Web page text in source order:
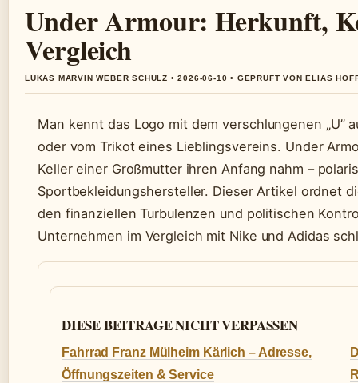
Under Armour: Herkunft,
Vergleich
LUKAS MARVIN WEBER SCHULZ • 2026-06-10 • GEPRUFT VON ELIAS
Man kennt das Logo mit dem verschlungenen „U”
oder vom Trikot eines Lieblingsvereins. Under
Keller einer Großmutter ihren Anfang nahm –
Sportbekleidungshersteller. Dieser Artikel ordnet
den finanziellen Turbulenzen und politischen
Unternehmen im Vergleich mit Nike und Adidas
DIESE BEITRAGE NICHT VERPASSEN
Fahrrad Franz Mülheim Kärlich – Adresse,
Öffnungszeiten & Service